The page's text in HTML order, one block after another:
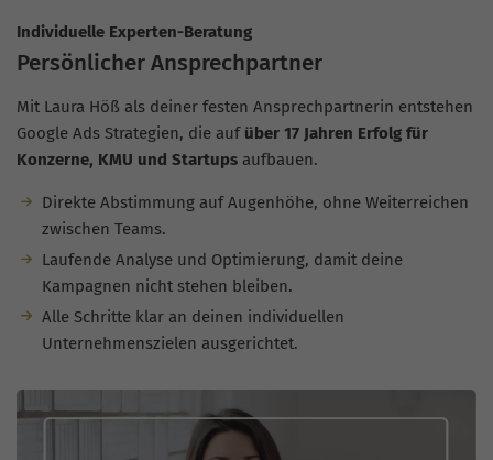
Individuelle Experten-Beratung
Persönlicher Ansprechpartner
Mit Laura Höß als deiner festen Ansprechpartnerin entstehen
Google Ads Strategien, die auf über 17 Jahren Erfolg für
Konzerne, KMU und Startups aufbauen.
Direkte Abstimmung auf Augenhöhe, ohne Weiterreichen
zwischen Teams.
Laufende Analyse und Optimierung, damit deine
Kampagnen nicht stehen bleiben.
Alle Schritte klar an deinen individuellen
Unternehmenszielen ausgerichtet.